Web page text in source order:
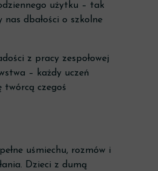
użytku – tak
nas dbałości o szkolne
z pracy zespołowej
– każdy uczeń
twórcą czegoś
uśmiechu, rozmów i
Dzieci z dumą